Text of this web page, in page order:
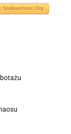
Stolikwolnosci.org